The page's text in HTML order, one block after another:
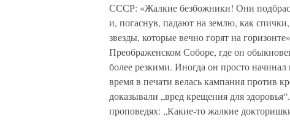
СССР: «Жалкие безбожники! Они
и, погаснув, падают на землю, как
звезды, которые вечно горят на
Преображенском Соборе, где он
более резкими. Иногда он просто
время в печати велась кампания против
доказывали „вред крещения для
проповедях: „Какие-то жалкие